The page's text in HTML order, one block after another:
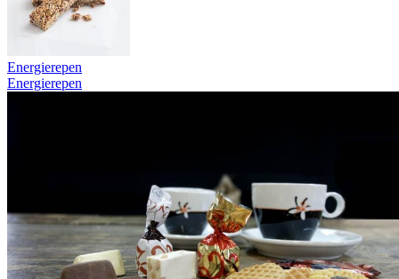
Energierepen
Energierepen